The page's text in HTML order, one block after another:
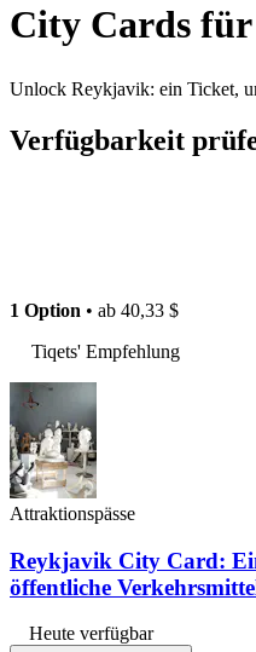
City Cards
Unlock Reykjavik: ein Ticket,
Verfügbarkeit
1 Option • ab 40,33 $
Tiqets' Empfehlung
Attraktionspässe
Reykjavik City Card:
öffentliche
Heute verfügbar